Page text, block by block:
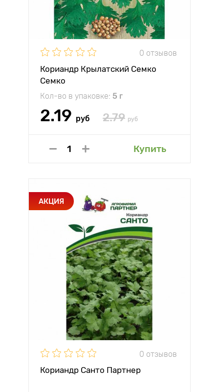
0 отзывов
Кориандр Крылатский Семко
Семко
Кол-во в упаковке: 5 г
2.19 руб 2.79 руб
Купить
АКЦИЯ
0 отзывов
Кориандр Санто Партнер